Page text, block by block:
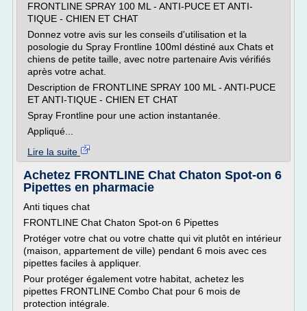
FRONTLINE SPRAY 100 ML - ANTI-PUCE ET ANTI-
TIQUE - CHIEN ET CHAT
Donnez votre avis sur les conseils d'utilisation et la
posologie du Spray Frontline 100ml déstiné aux Chats et
chiens de petite taille, avec notre partenaire Avis vérifiés
après votre achat.
Description de FRONTLINE SPRAY 100 ML - ANTI-PUCE
ET ANTI-TIQUE - CHIEN ET CHAT
Spray Frontline pour une action instantanée.
Appliqué...
Lire la suite
Achetez FRONTLINE Chat Chaton Spot-on 6
Pipettes en pharmacie
Anti tiques chat
FRONTLINE Chat Chaton Spot-on 6 Pipettes
Protéger votre chat ou votre chatte qui vit plutôt en intérieur
(maison, appartement de ville) pendant 6 mois avec ces
pipettes faciles à appliquer.
Pour protéger également votre habitat, achetez les
pipettes FRONTLINE Combo Chat pour 6 mois de
protection intégrale.